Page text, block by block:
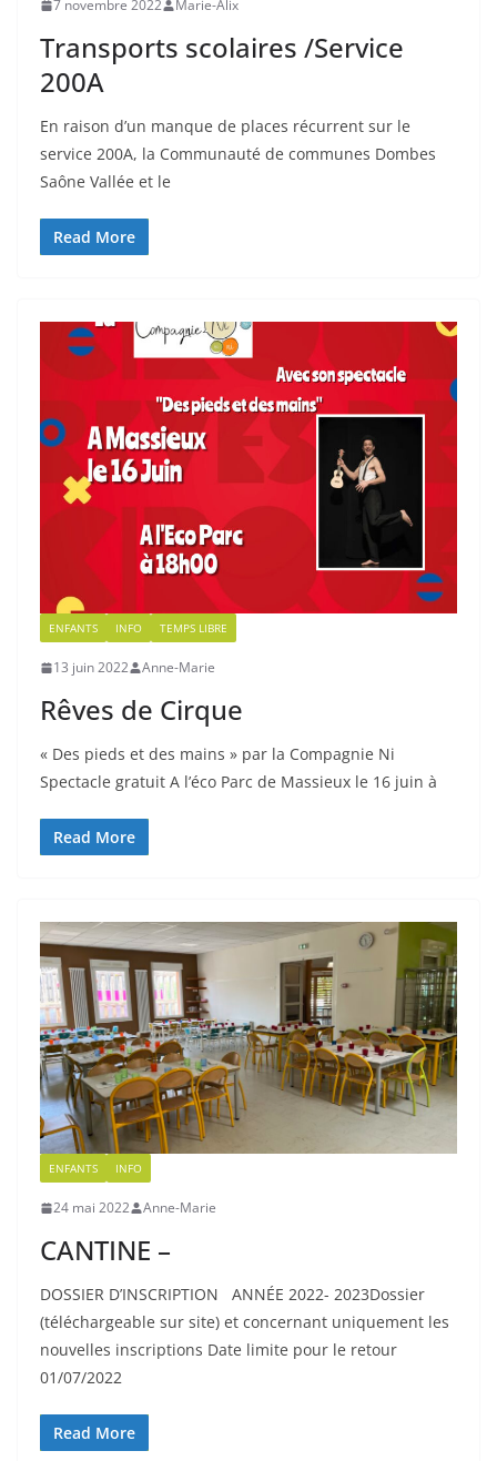
7 novembre 2022 Marie-Alix
Transports scolaires /Service
200A
En raison d’un manque de places récurrent sur le
service 200A, la Communauté de communes Dombes
Saône Vallée et le
Read More
ENFANTS INFO TEMPS LIBRE
13 juin 2022 Anne-Marie
Rêves de Cirque
« Des pieds et des mains » par la Compagnie Ni
Spectacle gratuit A l’éco Parc de Massieux le 16 juin à
Read More
ENFANTS INFO
24 mai 2022 Anne-Marie
CANTINE –
DOSSIER D’INSCRIPTION ANNÉE 2022- 2023Dossier
(téléchargeable sur site) et concernant uniquement les
nouvelles inscriptions Date limite pour le retour
01/07/2022
Read More